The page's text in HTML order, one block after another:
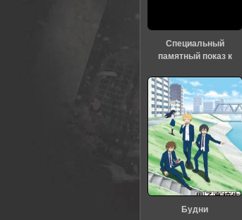
Специальный
памятный показ к
«Евангелиона» (2026)
Будни